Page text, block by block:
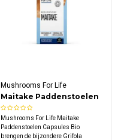
Mushrooms For Life
Maitake Paddenstoelen
Capsules Bio
Mushrooms For Life Maitake
Paddenstoelen Capsules Bio
brengen de bijzondere Grifola